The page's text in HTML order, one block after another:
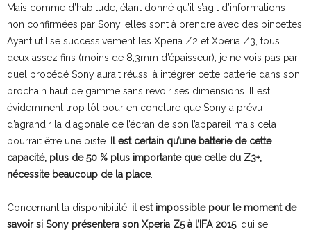
Mais comme d’habitude, étant donné qu’il s’agit d’informations
non confirmées par Sony, elles sont à prendre avec des pincettes.
Ayant utilisé successivement les Xperia Z2 et Xperia Z3, tous
deux assez fins (moins de 8,3mm d’épaisseur), je ne vois pas par
quel procédé Sony aurait réussi à intégrer cette batterie dans son
prochain haut de gamme sans revoir ses dimensions. Il est
évidemment trop tôt pour en conclure que Sony a prévu
d’agrandir la diagonale de l’écran de son l’appareil mais cela
pourrait être une piste.
Il est certain qu’une batterie de cette
capacité, plus de 50 % plus importante que celle du Z3+,
nécessite beaucoup de la place.
Concernant la disponibilité, il est impossible pour le moment de
savoir si Sony présentera son Xperia Z5 à l’IFA 2015, qui se